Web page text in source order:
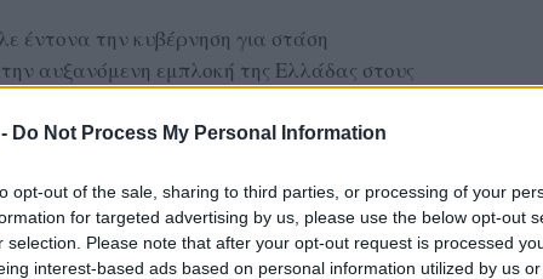
Do Not Process My Personal Information
opt-out of the sale, sharing to third parties, or processing of your
for targeted advertising by us, please use the below opt-out
selection. Please note that after your opt-out request is processed
interest-based ads based on personal information utilized by us
έντονα την κυβέρνηση για στάση
αυξανόμενη εμπλοκή της Ελλάδας στους
επικίνδυνους ανταγωνισμούς της ευρύτερης
η πολιτική εγκυμονεί σοβαρούς κινδύνους
των λαών.
ΔΙΑΦΗΜΙΣΗ